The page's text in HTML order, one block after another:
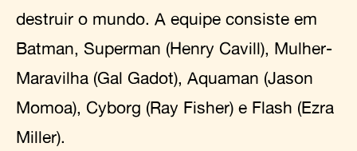
destruir o mundo. A equipe consiste em
Batman, Superman (Henry Cavill), Mulher-
Maravilha (Gal Gadot), Aquaman (Jason
Momoa), Cyborg (Ray Fisher) e Flash (Ezra
Miller).